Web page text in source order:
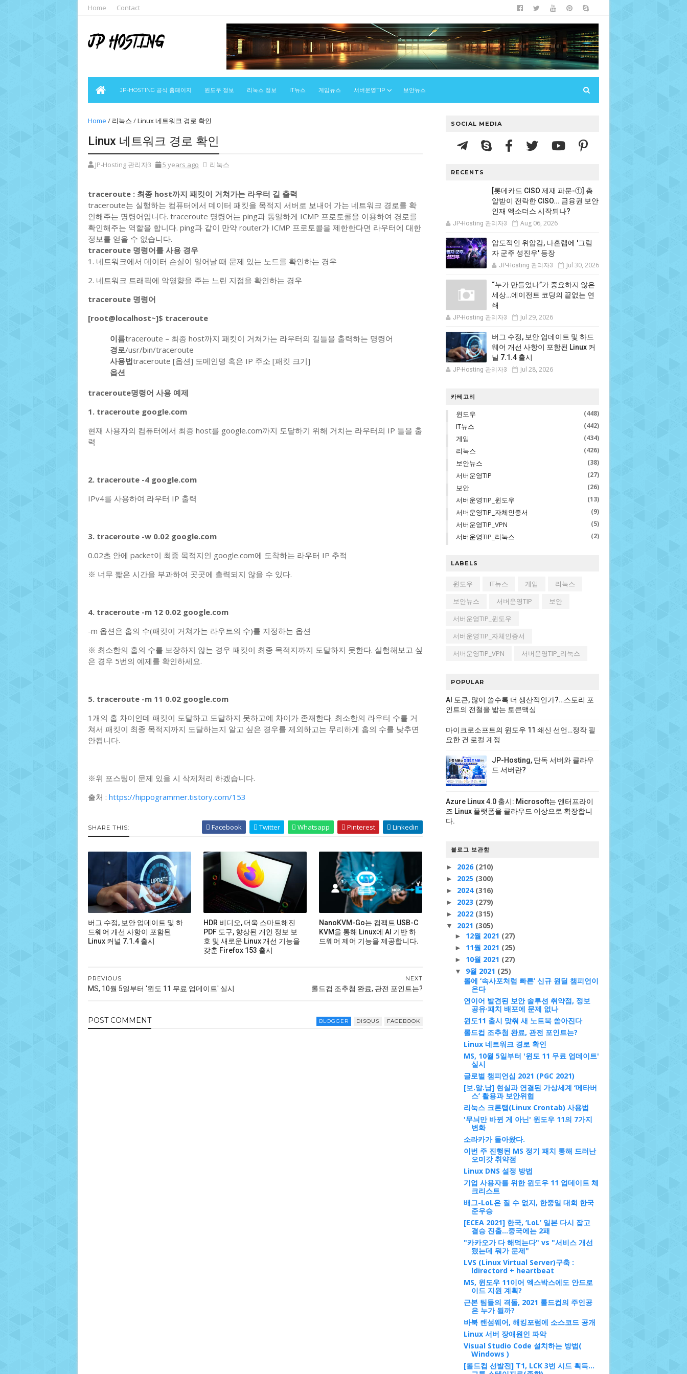
Home Contact
JP-HOSTING 공식 홈페이지 윈도우 정보 리눅스 정보 IT뉴스 게임뉴스 서버운영TIP 보안뉴스
Home / 리눅스 /Linux 네트워크 경로 확인
Linux 네트워크 경로 확인
JP-Hosting 관리자3 5 years ago 리눅스
traceroute : 최종 host까지 패킷이 거쳐가는 라우터 길 출력
traceroute는 실행하는 컴퓨터에서 데이터 패킷을 목적지 서버로 보내어 가는 네트워크 경로를 확
인해주는 명령어입니다. traceroute 명령어는 ping과 동일하게 ICMP 프로토콜을 이용하여 경로를
확인해주는 역할을 합니다. ping과 같이 만약 router가 ICMP 프로토콜을 제한한다면 라우터에 대한
정보를 얻을 수 없습니다.
traceroute 명령어를 사용 경우
1. 네트워크에서 데이터 손실이 일어날 때 문제 있는 노드를 확인하는 경우
2. 네트워크 트래픽에 악영향을 주는 느린 지점을 확인하는 경우
traceroute 명령어
[root@localhost~]$ traceroute
이름traceroute – 최종 host까지 패킷이 거쳐가는 라우터의 길들을 출력하는 명령어
경로/usr/bin/traceroute
사용법traceroute [옵션] 도메인명 혹은 IP 주소 [패킷 크기]
옵션
traceroute명령어 사용 예제
1. traceroute google.com
현재 사용자의 컴퓨터에서 최종 host를 google.com까지 도달하기 위해 거치는 라우터의 IP 들을 출
력
2. traceroute -4 google.com
IPv4를 사용하여 라우터 IP 출력
3. traceroute -w 0.02 google.com
0.02초 안에 packet이 최종 목적지인 google.com에 도착하는 라우터 IP 추적
※ 너무 짧은 시간을 부과하여 곳곳에 출력되지 않을 수 있다.
4. traceroute -m 12 0.02 google.com
-m 옵션은 홉의 수(패킷이 거쳐가는 라우트의 수)를 지정하는 옵션
※ 최소한의 홉의 수를 보장하지 않는 경우 패킷이 최종 목적지까지 도달하지 못한다. 실험해보고 싶
은 경우 5번의 예제를 확인하세요.
5. traceroute -m 11 0.02 google.com
1개의 홉 차이인데 패킷이 도달하고 도달하지 못하고에 차이가 존재한다. 최소한의 라우터 수를 거
쳐서 패킷이 최종 목적지까지 도달하는지 알고 싶은 경우를 제외하고는 무리하게 홉의 수를 낮추면
안됩니다.
※위 포스팅이 문제 있을 시 삭제처리 하겠습니다.
출처 : https://hippogrammer.tistory.com/153
SHARE THIS: Facebook Twitter Whatsapp Pinterest Linkedin
버그 수정, 보안 업데이트 및 하
드웨어 개선 사항이 포함된
Linux 커널 7.1.4 출시
HDR 비디오, 더욱 스마트해진
PDF 도구, 향상된 개인 정보 보
호 및 새로운 Linux 개선 기능을
갖춘 Firefox 153 출시
NanoKVM-Go는 컴팩트 USB-C
KVM을 통해 Linux에 AI 기반 하
드웨어 제어 기능을 제공합니다.
NEXT
롤드컵 조추첨 완료, 관전 포인트는?
PREVIOUS
MS, 10월 5일부터 '윈도 11 무료 업데이트' 실시
POST COMMENT BLOGGER DISQUS FACEBOOK
SOCIAL MEDIA
RECENTS
[롯데카드 CISO 제재 파문-①] 총
알받이 전락한 CISO... 금융권 보안
인재 엑소더스 시작되나?
JP-Hosting 관리자3 Aug 06, 2026
압도적인 위압감, 나혼렙에 '그림
자 군주 성진우' 등장
JP-Hosting 관리자3 Jul 30, 2026
“누가 만들었나”가 중요하지 않은
세상…에이전트 코딩의 끝없는 연
쇄
JP-Hosting 관리자3 Jul 29, 2026
버그 수정, 보안 업데이트 및 하드
웨어 개선 사항이 포함된 Linux 커
널 7.1.4 출시
JP-Hosting 관리자3 Jul 28, 2026
카테고리
윈도우 (448)
IT뉴스 (442)
게임 (434)
리눅스 (426)
보안뉴스 (38)
서버운영TIP (27)
보안 (26)
서버운영TIP_윈도우 (13)
서버운영TIP_자체인증서 (9)
서버운영TIP_VPN (5)
서버운영TIP_리눅스 (2)
LABELS
윈도우 IT뉴스 게임
리눅스
보안뉴스
서버운영TIP
보안
서버운영TIP_윈도우
서버운영TIP_자체인증서
서버운영TIP_VPN
서버운영TIP_리눅스
POPULAR
AI 토큰, 많이 쓸수록 더 생산적인가?…스토리 포
인트의 전철을 밟는 토큰맥싱
마이크로소프트의 윈도우 11 쇄신 선언…정작 필
요한 건 로컬 계정
JP-Hosting, 단독 서버와 클라우
드 서버란?
Azure Linux 4.0 출시: Microsoft는 엔터프라이
즈 Linux 플랫폼을 클라우드 이상으로 확장합니
다.
블로그 보관함
► 2026 (210)
► 2025 (300)
► 2024 (316)
► 2023 (279)
► 2022 (315)
▼ 2021 (305)
► 12월 2021 (27)
► 11월 2021 (25)
► 10월 2021 (27)
▼ 9월 2021 (25)
롤에 ‘속사포처럼 빠른’ 신규 원딜 챔피언이
온다
연이어 발견된 보안 솔루션 취약점, 정보
공유·패치 배포에 문제 없나
윈도11 출시 맞춰 새 노트북 쏟아진다
롤드컵 조추첨 완료, 관전 포인트는?
Linux 네트워크 경로 확인
MS, 10월 5일부터 '윈도 11 무료 업데이트'
실시
글로벌 챔피언십 2021 (PGC 2021)
[보.알.남] 현실과 연결된 가상세계 ‘메타버
스’ 활용과 보안위협
리눅스 크론탭(Linux Crontab) 사용법
'무늬만 바뀐 게 아닌' 윈도우 11의 7가지
변화
소라카가 돌아왔다.
이번 주 진행된 MS 정기 패치 통해 드러난
오미갓 취약점
Linux DNS 설정 방법
기업 사용자를 위한 윈도우 11 업데이트 체
크리스트
배그-LoL은 질 수 없지, 한중일 대회 한국
준우승
[ECEA 2021] 한국, ‘LoL’ 일본 다시 잡고
결승 진출...중국에는 2패
"카카오가 다 해먹는다" vs "서비스 개선
됐는데 뭐가 문제"
LVS (Linux Virtual Server)구축 :
ldirectord + heartbeat
MS, 윈도우 11이어 엑스박스에도 안드로
이드 지원 계획?
근본 팀들의 격돌, 2021 롤드컵의 주인공
은 누가 될까?
바북 랜섬웨어, 해킹포럼에 소스코드 공개
Linux 서버 장애원인 파악
Visual Studio Code 설치하는 방법(
Windows )
[롤드컵 선발전] T1, LCK 3번 시드 획득…